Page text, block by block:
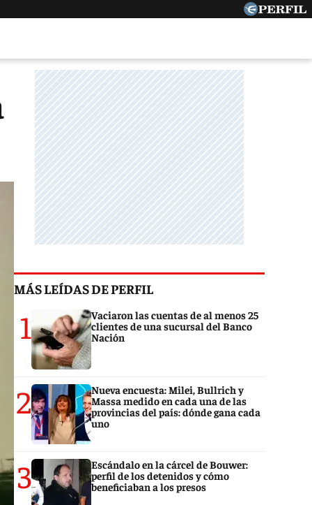
MÁS LEÍDAS DE PERFIL
1
Vaciaron las cuentas de al menos 25
clientes de una sucursal del Banco
Nación
2
Nueva encuesta: Milei, Bullrich y
Massa medido en cada una de las
provincias del país: dónde gana cada
uno
3
Escándalo en la cárcel de Bouwer:
perfil de los detenidos y cómo
beneficiaban a los presos